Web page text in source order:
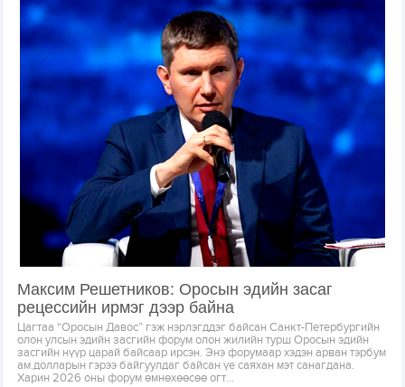
Максим Решетников: Оросын эдийн засаг
рецессийн ирмэг дээр байна
Цагтаа “Оросын Давос” гэж нэрлэгддэг байсан Санкт-Петербургийн
олон улсын эдийн засгийн форум олон жилийн турш Оросын эдийн
засгийн нүүр царай байсаар ирсэн. Энэ форумаар хэдэн арван тэрбум
ам.долларын гэрээ байгуулдаг байсан үе саяхан мэт санагдана.
Харин 2026 оны форум өмнөхөөсөө огт...